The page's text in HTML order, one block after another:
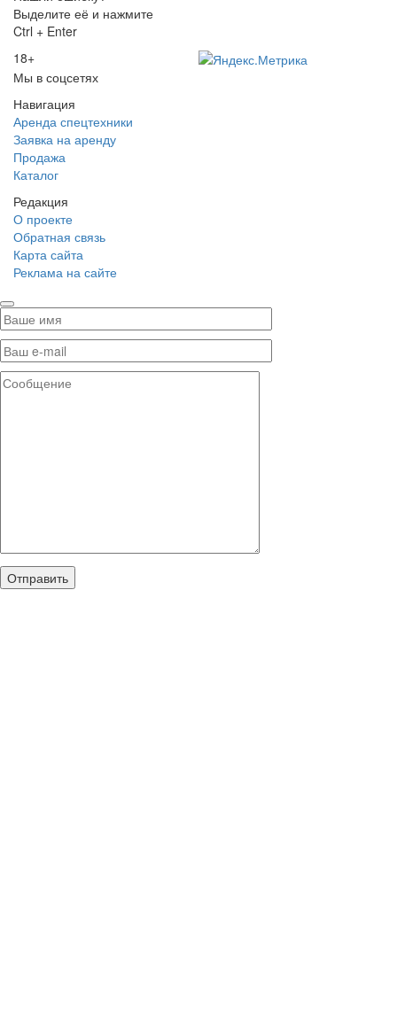
Выделите её и нажмите
Ctrl + Enter
18+
Мы в соцсетях
Навигация
Аренда спецтехники
Заявка на аренду
Продажа
Каталог
Редакция
О проекте
Обратная связь
Карта сайта
Реклама на сайте